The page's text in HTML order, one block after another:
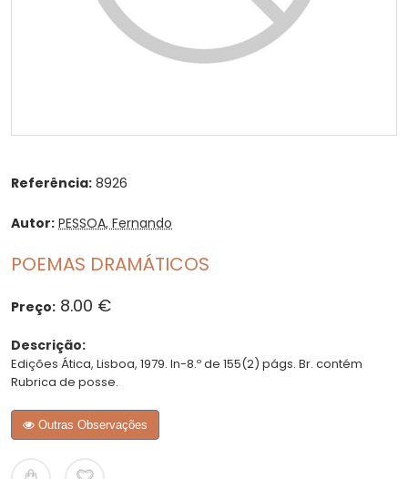
Referência: 8926
Autor: PESSOA, Fernando
POEMAS DRAMÁTICOS
Preço: 8.00 €
Descrição:
Edições Ática, Lisboa, 1979. In-8.º de 155(2) págs. Br. contém
Rubrica de posse.
Outras Observações